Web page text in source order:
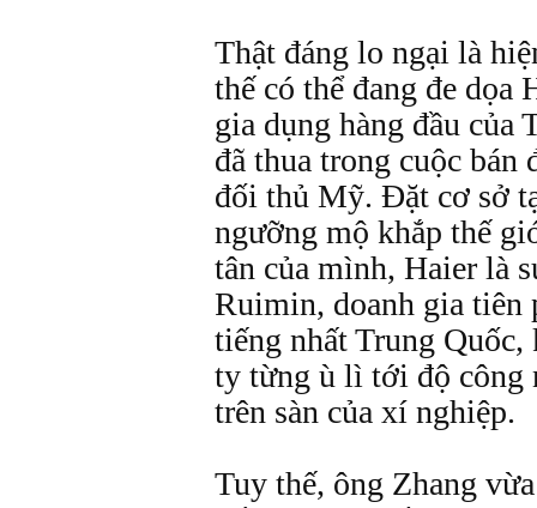
Thật đáng lo ngại là
thế có thể đang đe dọa
gia dụng hàng đầu của
đã thua trong cuộc bán
đối thủ Mỹ. Ðặt cơ sở
ngưỡng mộ khắp thế
tân của mình, Haier là
Ruimin, doanh gia tiên
tiếng nhất Trung
ty từng ù lì tới độ công
trên sàn của xí nghiệp.
Tuy thế, ông Zhang